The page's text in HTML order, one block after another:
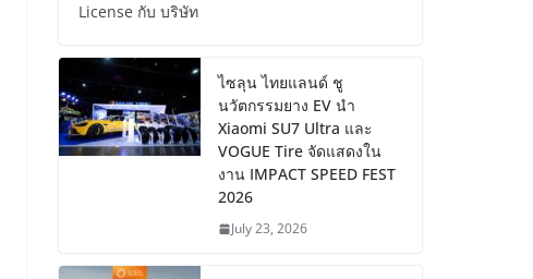
License กับ บริษัท
ไซลุน ไทยแลนด์ ชู
นวัตกรรมยาง EV นำ
Xiaomi SU7 Ultra และ
VOGUE Tire จัดแสดงใน
งาน IMPACT SPEED FEST
2026
July 23, 2026